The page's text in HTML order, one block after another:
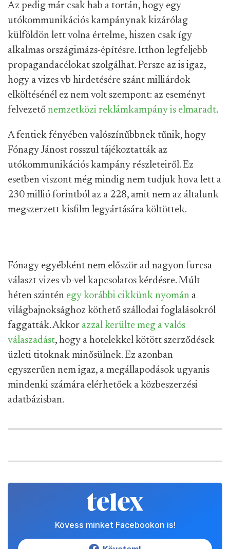
Az pedig már csak hab a tortán, hogy egy
utókommunikációs kampánynak kizárólag
külföldön lett volna értelme, hiszen csak így
alkalmas országimázs-építésre. Itthon legfeljebb
propagandacélokat szolgálhat. Persze az is igaz,
hogy a vizes vb hirdetésére szánt milliárdok
elköltésénél ez nem volt szempont: az eseményt
felvezető nemzetközi reklámkampány is elmaradt.
A fentiek fényében valószínűbbnek tűnik, hogy
Fónagy Jánost rosszul tájékoztatták az
utókommunikációs kampány részleteiről. Ez
esetben viszont még mindig nem tudjuk hova lett a
230 millió forintból az a 228, amit nem az általunk
megszerzett kisfilm legyártására költöttek.
Fónagy egyébként nem először ad nagyon furcsa
választ vizes vb-vel kapcsolatos kérdésre. Múlt
héten szintén egy korábbi cikkünk nyomán a
világbajnoksághoz köthető szállodai foglalásokról
faggatták. Akkor azzal kerülte meg a valós
válaszadást, hogy a hotelekkel kötött szerződések
üzleti titoknak minősülnek. Ez azonban
egyszerűen nem igaz, a megállapodások ugyanis
mindenki számára elérhetőek a közbeszerzési
adatbázisban.
Kövess minket Facebookon is!